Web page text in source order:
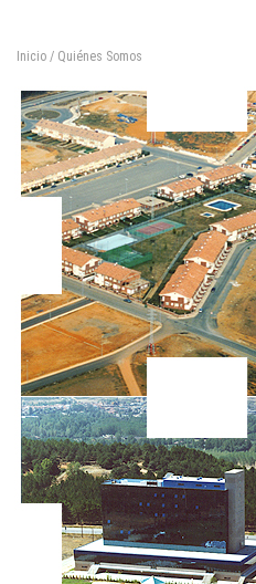
Inicio / Quiénes Somos